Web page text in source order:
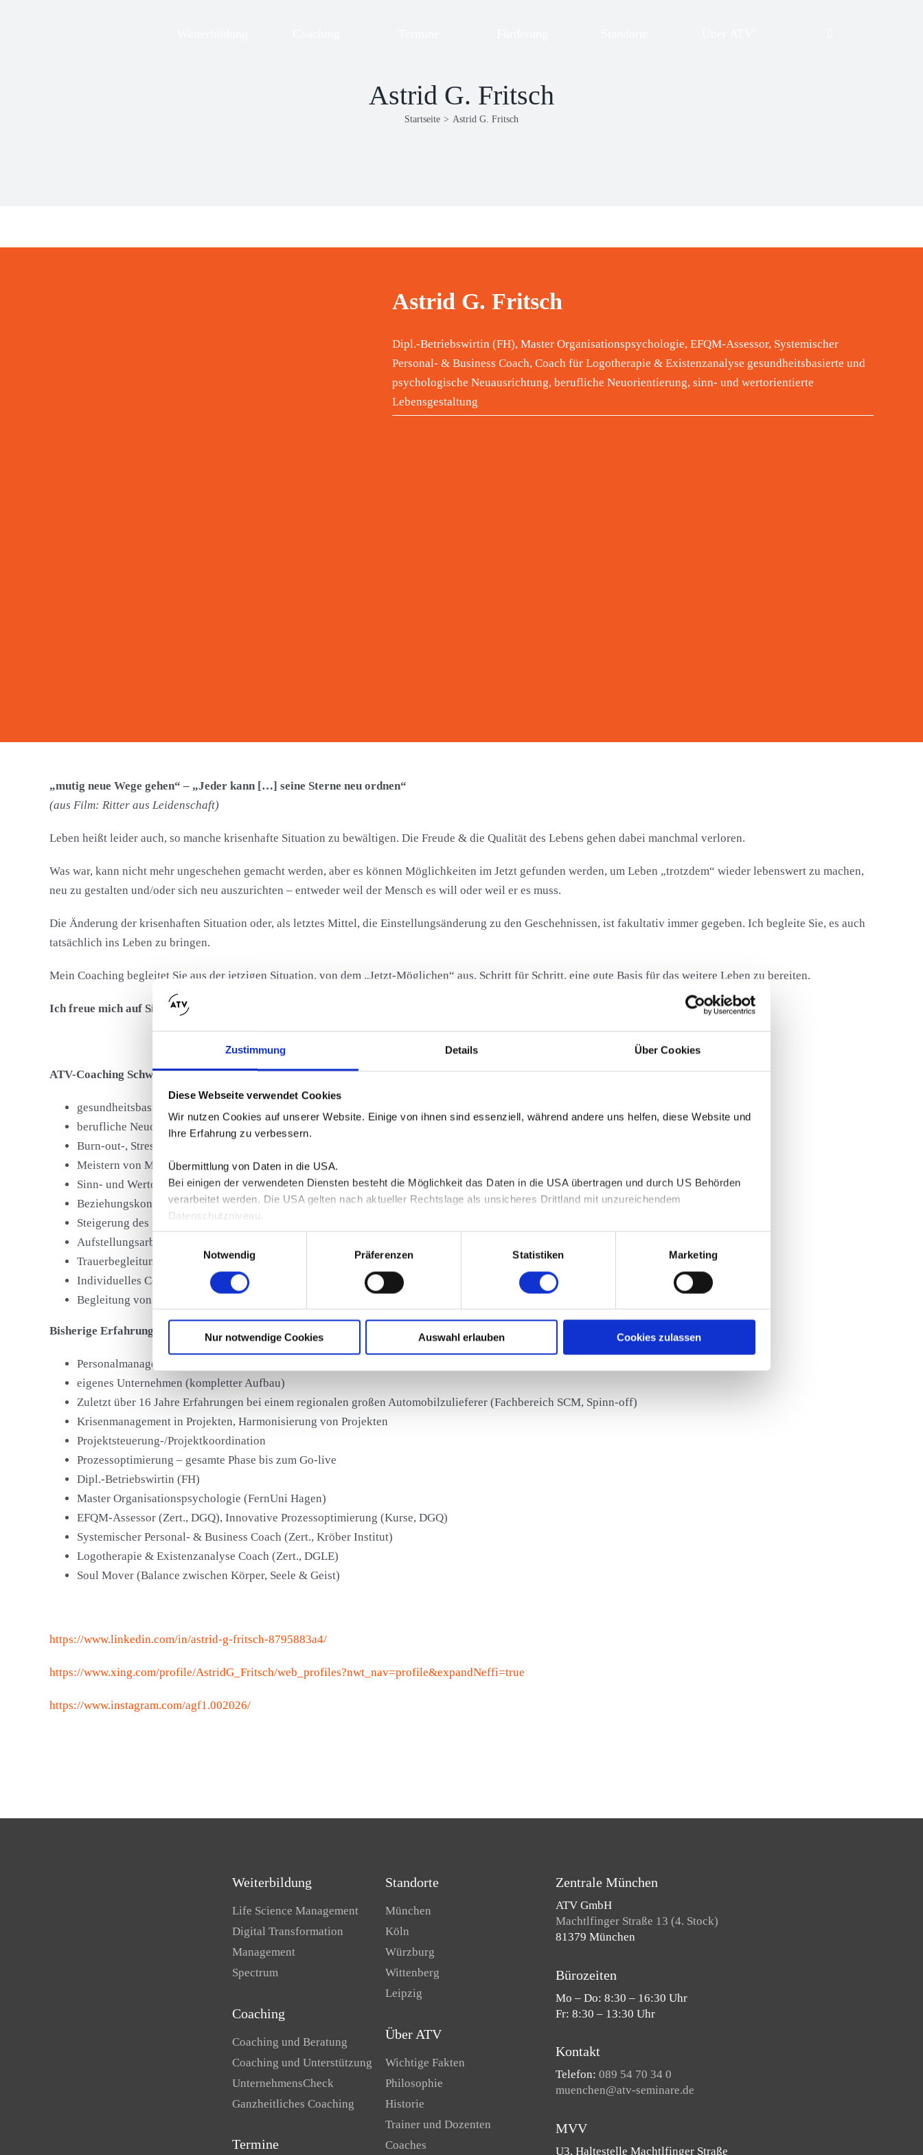
Zustimmung Details Über Cookies
Diese Webseite verwendet Cookies
Wir nutzen Cookies auf unserer Website. Einige von ihnen sind essenziell, während andere uns helfen, diese Website und
Ihre Erfahrung zu verbessern.
Übermittlung von Daten in die USA.
Bei einigen der verwendeten Diensten besteht die Möglichkeit das Daten in die USA übertragen und durch US Behörden
verarbeitet werden. Die USA gelten nach aktueller Rechtslage als unsicheres Drittland mit unzureichendem
Datenschutzniveau.
Nähere Informationen erhalten Sie in unsererDatenschutzerklärung.
Einwilligungsauswahl
Notwendig
Präferenzen Statistiken Marketing
Nur notwendige Cookies Auswahl erlauben Cookies zulassen
Astrid G. Fritsch
Startseite > Astrid G. Fritsch
Astrid G. Fritsch
Dipl.-Betriebswirtin (FH), Master Organisationspsychologie, EFQM-Assessor, Systemischer
Personal- & Business Coach, Coach für Logotherapie & Existenzanalyse gesundheitsbasierte und
psychologische Neuausrichtung, berufliche Neuorientierung, sinn- und wertorientierte
Lebensgestaltung
„mutig neue Wege gehen“ – „Jeder kann […] seine Sterne neu ordnen“
(aus Film: Ritter aus Leidenschaft)
Leben heißt leider auch, so manche krisenhafte Situation zu bewältigen. Die Freude & die Qualität des Lebens gehen dabei manchmal verloren.
Was war, kann nicht mehr ungeschehen gemacht werden, aber es können Möglichkeiten im Jetzt gefunden werden, um Leben „trotzdem“ wieder lebenswert zu machen,
neu zu gestalten und/oder sich neu auszurichten – entweder weil der Mensch es will oder weil er es muss.
Die Änderung der krisenhaften Situation oder, als letztes Mittel, die Einstellungsänderung zu den Geschehnissen, ist fakultativ immer gegeben. Ich begleite Sie, es auch
tatsächlich ins Leben zu bringen.
Mein Coaching begleitet Sie aus der jetzigen Situation, von dem „Jetzt-Möglichen“ aus, Schritt für Schritt, eine gute Basis für das weitere Leben zu bereiten.
Ich freue mich auf Sie!
ATV-Coaching Schwerpunkte
gesundheitsbasierte und psychologische Neuausrichtung (z.B. psychosomatische Beschwerden, körperliche/psychische Herausforderungen)
berufliche Neuorientierung
Burn-out-, Stress-, Überforderungsintervention & -prävention
Meistern von Motivations-/Sinnkrisen
Sinn- und Wertorientierte Lebensgestaltung, Wertpyramiden ausgleichen (z.B. Arbeit als einziger Wert)
Beziehungskonflikte lösen (z.B. in Beruf zu Vorgesetztem oder Kollegen)
Steigerung des Selbstwerts/Selbstvertrauens
Aufstellungsarbeit
Trauerbegleitung
Individuelles Coaching nach systemischem und logotherapeutischem (nach Viktor E. Frankl) Ansatz
Begleitung von (krisenbedingten) Entwicklungs- und Veränderungsprozessen, Transformationales Life-Coaching
Bisherige Erfahrungen/Ausbildungen
Personalmanagement, Vertrieb/KAM
eigenes Unternehmen (kompletter Aufbau)
Zuletzt über 16 Jahre Erfahrungen bei einem regionalen großen Automobilzulieferer (Fachbereich SCM, Spinn-off)
Krisenmanagement in Projekten, Harmonisierung von Projekten
Projektsteuerung-/Projektkoordination
Prozessoptimierung – gesamte Phase bis zum Go-live
Dipl.-Betriebswirtin (FH)
Master Organisationspsychologie (FernUni Hagen)
EFQM-Assessor (Zert., DGQ), Innovative Prozessoptimierung (Kurse, DGQ)
Systemischer Personal- & Business Coach (Zert., Kröber Institut)
Logotherapie & Existenzanalyse Coach (Zert., DGLE)
Soul Mover (Balance zwischen Körper, Seele & Geist)
https://www.linkedin.com/in/astrid-g-fritsch-8795883a4/
https://www.xing.com/profile/AstridG_Fritsch/web_profiles?nwt_nav=profile&expandNeffi=true
https://www.instagram.com/agf1.002026/
Weiterbildung
Life Science Management
Digital Transformation
Management
Spectrum
Coaching
Coaching und Beratung
Coaching und Unterstützung
UnternehmensCheck
Ganzheitliches Coaching
Termine
Standorte
München
Köln
Würzburg
Wittenberg
Leipzig
Über ATV
Wichtige Fakten
Philosophie
Historie
Trainer und Dozenten
Coaches
Zentrale München
ATV GmbH
Machtlfinger Straße 13 (4. Stock)
81379 München
Bürozeiten
Mo – Do: 8:30 – 16:30 Uhr
Fr: 8:30 – 13:30 Uhr
Kontakt
Telefon: 089 54 70 34 0
muenchen@atv-seminare.de
MVV
U3, Haltestelle Machtlfinger Straße